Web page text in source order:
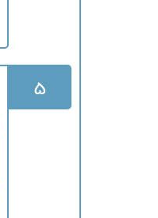
5